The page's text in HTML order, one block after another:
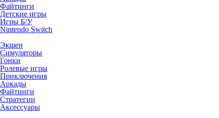
Файтинги
Детские игры
Игры Б/У
Nintendo Switch
Экшен
Симуляторы
Гонки
Ролевые игры
Приключения
Аркады
Файтинги
Стратегии
Аксессуары